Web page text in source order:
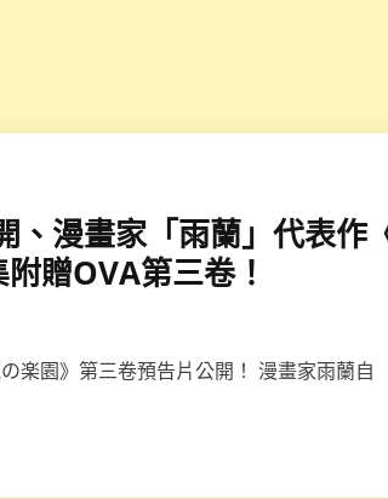
、漫畫家「雨蘭」代表作
贈OVA第三卷！
楽園》第三卷預告片公開！ 漫畫家雨蘭自